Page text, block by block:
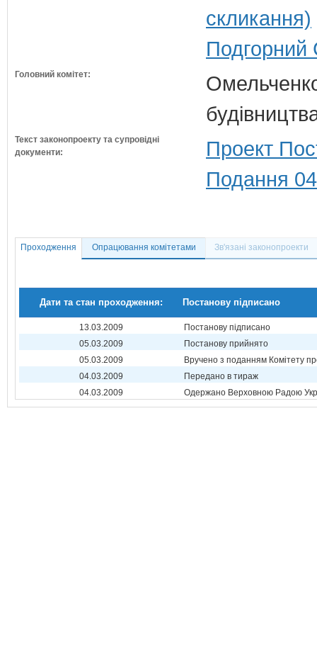
скликання)
Подгорний
Головний комітет:
Текст законопроекту та супровідні
документи:
Проект
Подання
Проходження Опрацювання комітетами Зв'язані законопроекти
Дати та стан проходження: Постанову підписано
13.03.2009
Постанову підписано
05.03.2009
Постанову прийнято
05.03.2009
Вручено з поданням Комітету
04.03.2009
Передано в тираж
04.03.2009
Одержано Верховною Радою